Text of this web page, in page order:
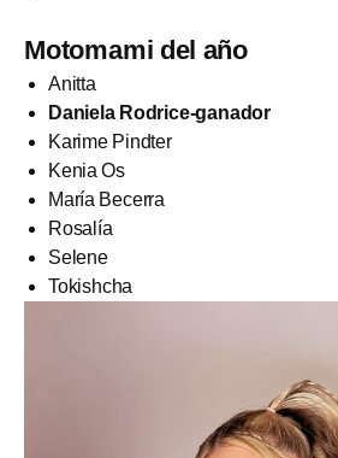
Motomami del año
Anitta
Daniela Rodrice-ganador
Karime Pindter
Kenia Os
María Becerra
Rosalía
Selene
Tokishcha